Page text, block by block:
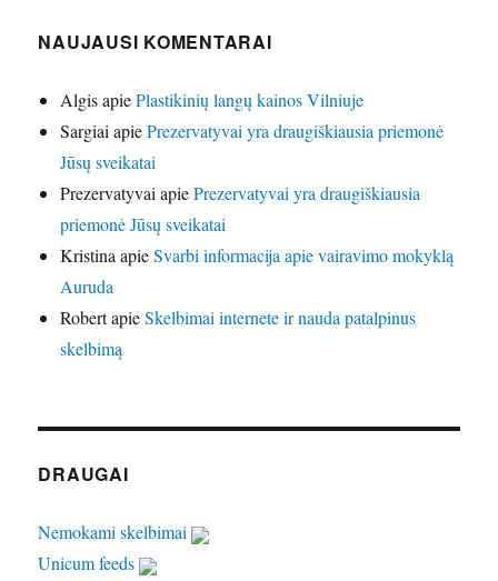
NAUJAUSI KOMENTARAI
AlgisapiePlastikinių langų kainos Vilniuje
SargiaiapiePrezervatyvai yra draugiškiausia priemonė
Jūsų sveikatai
PrezervatyvaiapiePrezervatyvai yra draugiškiausia
priemonė Jūsų sveikatai
KristinaapieSvarbi informacija apie vairavimo mokyklą
Auruda
RobertapieSkelbimai internete ir nauda patalpinus
skelbimą
DRAUGAI
Nemokami skelbimai
Unicum feeds